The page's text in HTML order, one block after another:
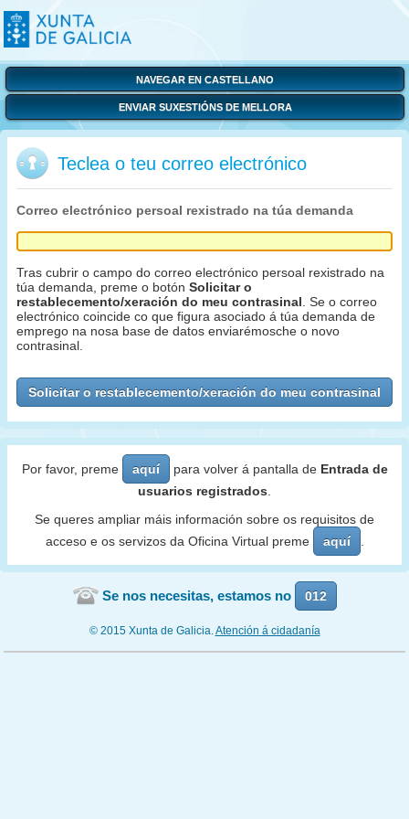
NAVEGAR EN CASTELLANO
ENVIAR SUXESTIÓNS DE MELLORA
Teclea o teu correo electrónico
Correo electrónico persoal rexistrado na túa demanda
Tras cubrir o campo do correo electrónico persoal rexistrado na
túa demanda, preme o botón Solicitar o
restablecemento/xeración do meu contrasinal . Se o correo
electrónico coincide co que figura asociado á túa demanda de
emprego na nosa base de datos enviarémosche o novo
contrasinal.
Por favor, preme aquí para volver á pantalla de Entrada de
usuarios registrados
Se queres ampliar máis información sobre os requisitos de
acceso e os servizos da Oficina Virtual preme
aquí
Se nos necesitas, estamos no 012
© 2015 Xunta de Galicia.Atención á cidadanía